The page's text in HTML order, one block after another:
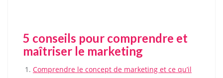
5 conseils pour comprendre et
maîtriser le marketing
Comprendre le concept de marketing et ce qu’il